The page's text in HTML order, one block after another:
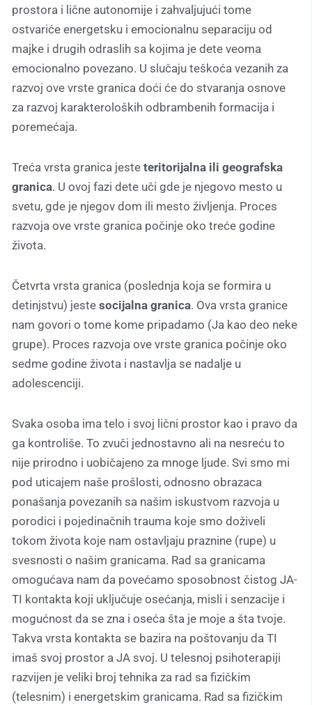
prostora i lične autonomije i zahvaljujući tome
ostvariće energetsku i emocionalnu separaciju od
majke i drugih odraslih sa kojima je dete veoma
emocionalno povezano. U slučaju teškoća vezanih za
razvoj ove vrste granica doći će do stvaranja osnove
za razvoj karakteroloških odbrambenih formacija i
poremećaja.
Treća vrsta granica jeste teritorijalna ili geografska
granica. U ovoj fazi dete uči gde je njegovo mesto u
svetu, gde je njegov dom ili mesto življenja. Proces
razvoja ove vrste granica počinje oko treće godine
života.
Četvrta vrsta granica (poslednja koja se formira u
detinjstvu) jeste socijalna granica. Ova vrsta granice
nam govori o tome kome pripadamo (Ja kao deo neke
grupe). Proces razvoja ove vrste granica počinje oko
sedme godine života i nastavlja se nadalje u
adolescenciji.
Svaka osoba ima telo i svoj lični prostor kao i pravo da
ga kontroliše. To zvuči jednostavno ali na nesreću to
nije prirodno i uobičajeno za mnoge ljude. Svi smo mi
pod uticajem naše prošlosti, odnosno obrazaca
ponašanja povezanih sa našim iskustvom razvoja u
porodici i pojedinačnih trauma koje smo doživeli
tokom života koje nam ostavljaju praznine (rupe) u
svesnosti o našim granicama. Rad sa granicama
omogućava nam da povećamo sposobnost čistog JA-
TI kontakta koji uključuje osećanja, misli i senzacije i
mogućnost da se zna i oseća šta je moje a šta tvoje.
Takva vrsta kontakta se bazira na poštovanju da TI
imaš svoj prostor a JA svoj. U telesnoj psihoterapiji
razvijen je veliki broj tehnika za rad sa fizičkim
(telesnim) i energetskim granicama. Rad sa fizičkim